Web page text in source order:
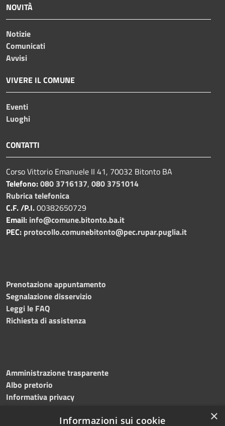
NOVITÀ
Notizie
Comunicati
Avvisi
VIVERE IL COMUNE
Eventi
Luoghi
CONTATTI
Corso Vittorio Emanuele II 41, 70032 Bitonto BA
Telefono:080 3716137, 080 3751014
Rubrica telefonica
C.F. /P.I.00382650729
Email: info@comune.bitonto.ba.it
PEC: protocollo.comunebitonto@pec.rupar.puglia.it
Prenotazione appuntamento
Segnalazione disservizio
Leggi le FAQ
Richiesta di assistenza
Amministrazione trasparente
Albo pretorio
Informativa privacy
Dichiarazione di accessibilità Meccanismo di feedback ×
Informazioni sui cookie